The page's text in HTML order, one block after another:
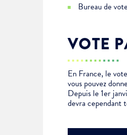
Bureau de
VOTE
En France, le
vous pouvez
Depuis le 1er
devra cependant